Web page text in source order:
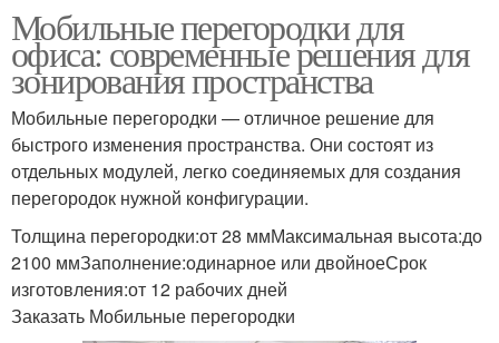
Мобильные перегородки для
офиса: современные решения для
зонирования пространства
Мобильные перегородки — отличное решение для
быстрого изменения пространства. Они состоят из
отдельных модулей, легко соединяемых для создания
перегородок нужной конфигурации.
Толщина перегородки:от 28 ммМаксимальная высота:до
2100 ммЗаполнение:одинарное или двойноеСрок
изготовления:от 12 рабочих дней
Заказать Мобильные перегородки